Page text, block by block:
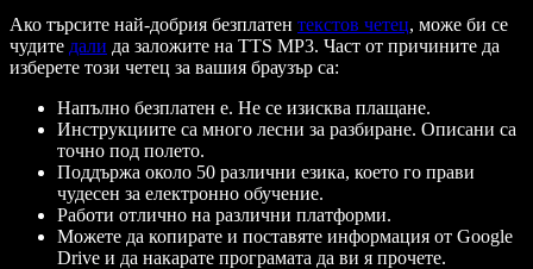
Ако търсите най-добрия безплатен текстов четец, може би се
чудите дали да заложите на TTS MP3. Част от причините да
изберете този четец за вашия браузър са:
Напълно безплатен е. Не се изисква плащане.
Инструкциите са много лесни за разбиране. Описани са
точно под полето.
Поддържа около 50 различни езика, което го прави
чудесен за електронно обучение.
Работи отлично на различни платформи.
Можете да копирате и поставяте информация от Google
Drive и да накарате програмата да ви я прочете.